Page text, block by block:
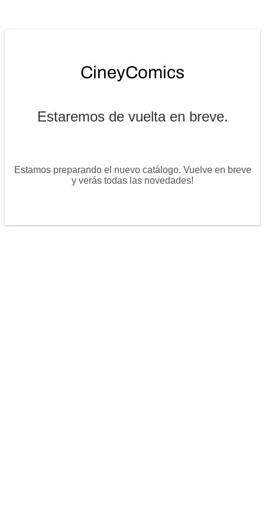
Estaremos de vuelta en breve.
Estamos preparando el nuevo catálogo. Vuelve en breve
y verás todas las novedades!